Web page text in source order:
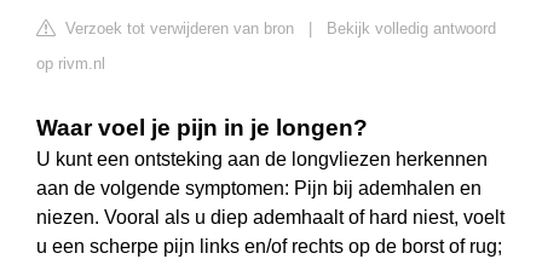
Verzoek tot verwijderen van bron
Bekijk volledig antwoord
op rivm.nl
Waar voel je pijn in je longen?
U kunt een ontsteking aan de longvliezen herkennen
aan de volgende symptomen: Pijn bij ademhalen en
niezen. Vooral als u diep ademhaalt of hard niest, voelt
u een scherpe pijn links en/of rechts op de borst of rug;